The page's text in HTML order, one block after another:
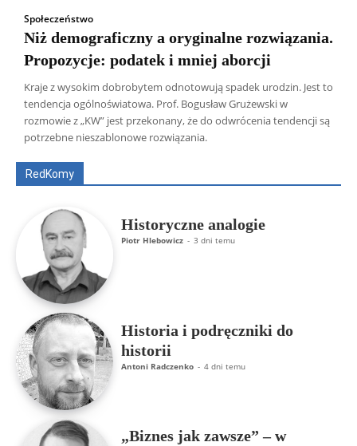
Społeczeństwo
Niż demograficzny a oryginalne rozwiązania.
Propozycje: podatek i mniej aborcji
Kraje z wysokim dobrobytem odnotowują spadek urodzin. Jest to
tendencja ogólnoświatowa. Prof. Bogusław Grużewski w
rozmowie z „KW” jest przekonany, że do odwrócenia tendencji są
potrzebne nieszablonowe rozwiązania.
RedKomy
Wszyscy Aleksander Borowik
Antoni Radczenko
Artur Płokszto
Grzegorz Górny
ks. Jarosław Wąsowicz SDB
Historyczne analogie
Piotr Hlebowicz - 3 dni temu
Historia i podręczniki do
historii
Antoni Radczenko - 4 dni temu
„Biznes jak zawsze” – w